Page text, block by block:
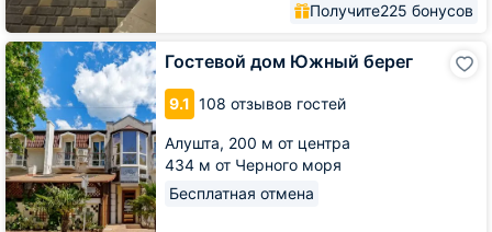
Получите225 бонусов
Гостевой дом Южный берег
9.1 108 отзывов гостей
Алушта, 200 м от центра
434 м от Черного моря
Бесплатная отмена
Гостевой
дом
Южный
берег